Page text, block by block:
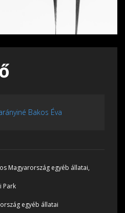
Bakos Éva
Magyarország egyéb állatai,
Park
egyéb állatai